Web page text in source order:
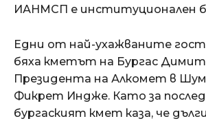
ИАНМСП е институционален
Едни от най-ухажваните
бяха кметът на Бургас
Президента на Алкомет в
Фикрет Индже. Като за
бургаският кмет каза, че